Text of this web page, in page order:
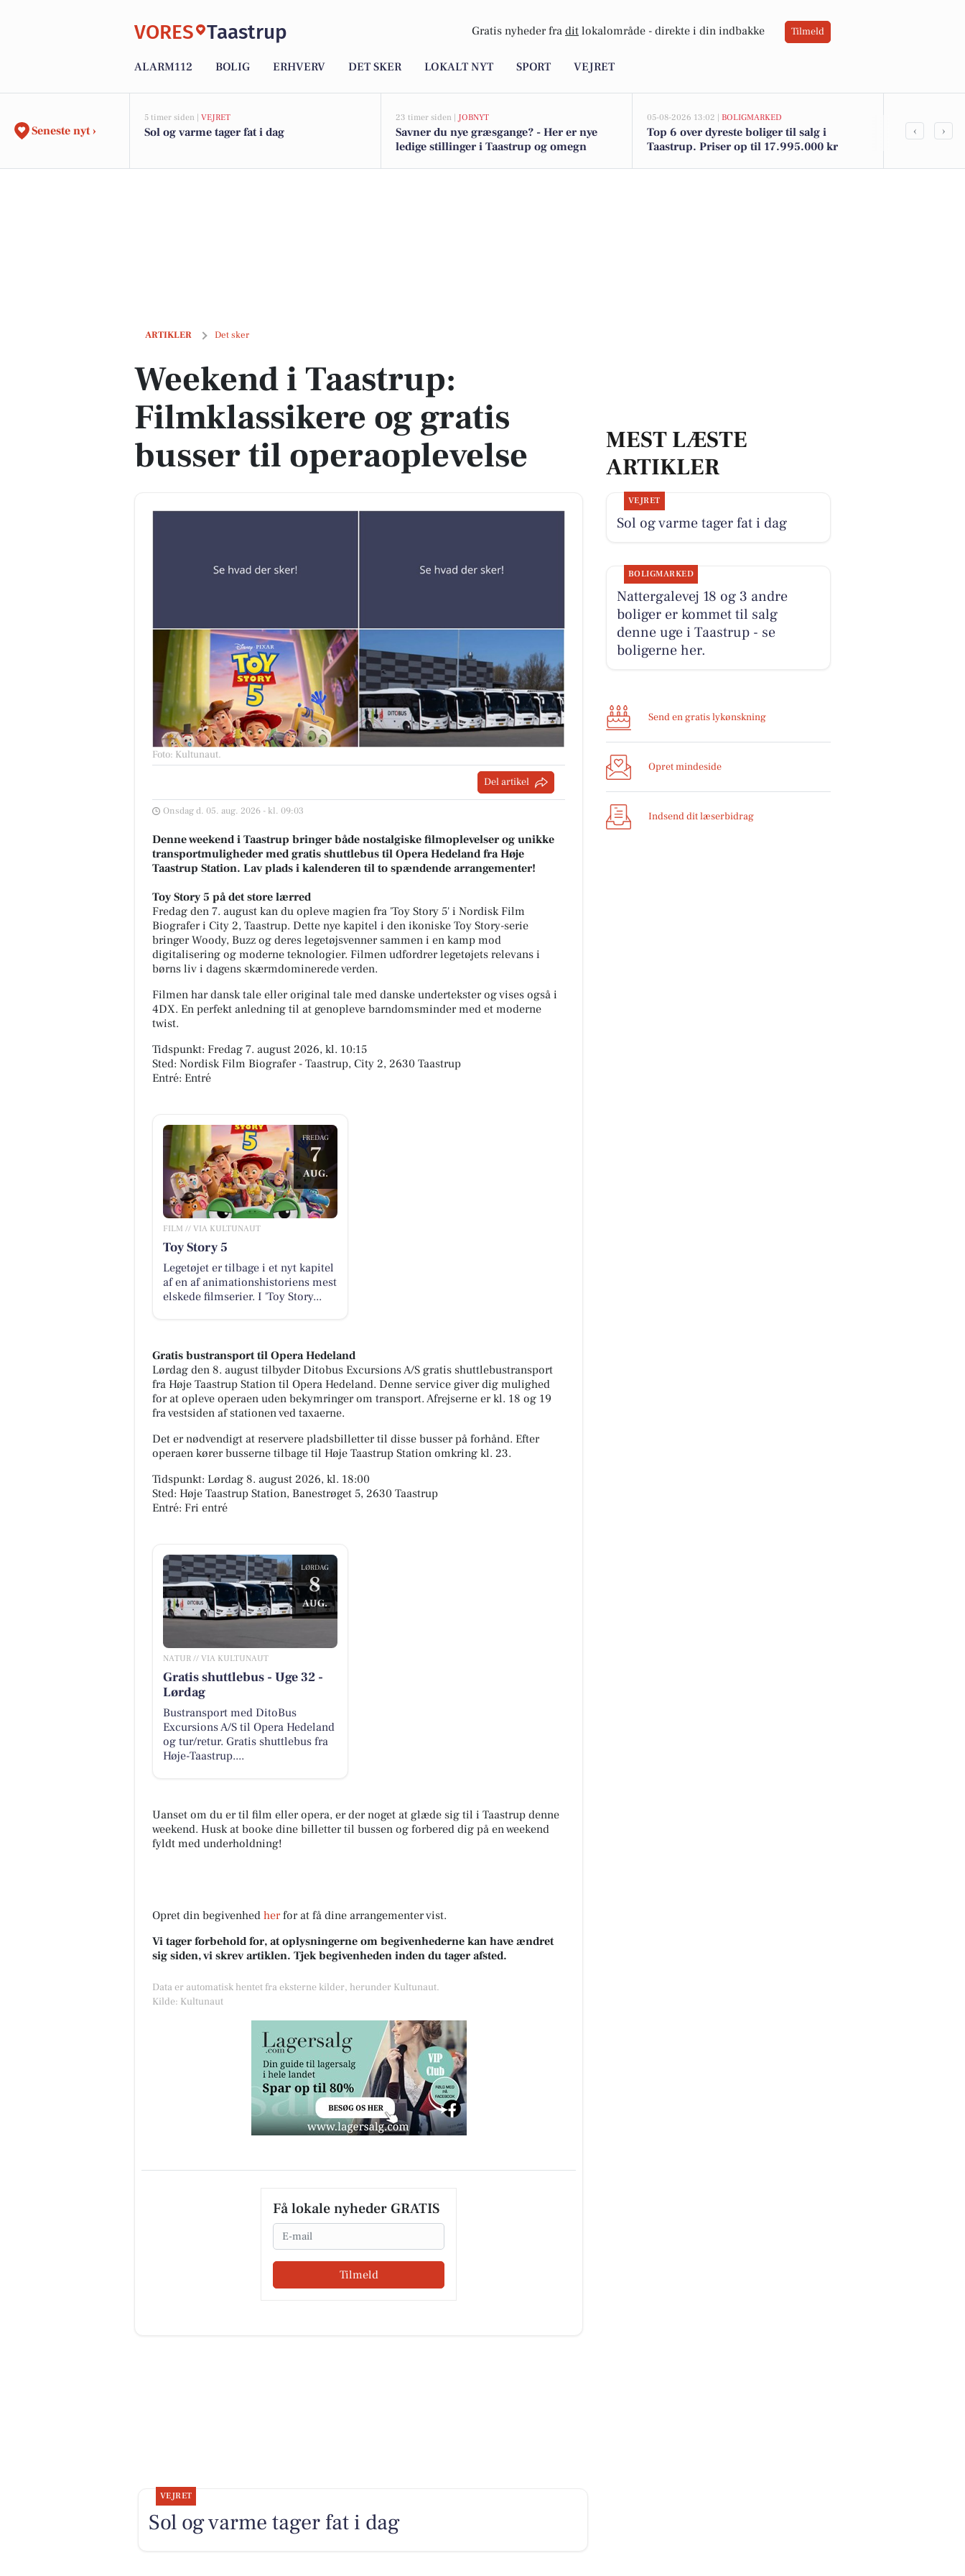
VORES Taastrup Gratis nyheder fra dit lokalområde - direkte i din indbakke Tilmeld
ALARM112 BOLIG ERHVERV DET SKER LOKALT NYT SPORT VEJRET
Seneste nyt ›
5 timer siden | VEJRET
Sol og varme tager fat i dag
23 timer siden | JOBNYT
Savner du nye græsgange? - Her er nye
ledige stillinger i Taastrup og omegn
05-08-2026 13:02 | BOLIGMARKED
Top 6 over dyreste boliger til salg i
Taastrup. Priser op til 17.995.000 kr
‹ ›
ARTIKLER Det sker
Weekend i Taastrup: Filmklassikere og gratis busser til operaoplevelse
Weekend i Taastrup:
Filmklassikere og gratis
busser til operaoplevelse
Foto: Kultunaut.
Del artikel
Onsdag d. 05. aug. 2026 - kl. 09:03
Denne weekend i Taastrup bringer både nostalgiske filmoplevelser og unikke
transportmuligheder med gratis shuttlebus til Opera Hedeland fra Høje
Taastrup Station. Lav plads i kalenderen til to spændende arrangementer!
Toy Story 5 på det store lærred
Fredag den 7. august kan du opleve magien fra 'Toy Story 5' i Nordisk Film
Biografer i City 2, Taastrup. Dette nye kapitel i den ikoniske Toy Story-serie
bringer Woody, Buzz og deres legetøjsvenner sammen i en kamp mod
digitalisering og moderne teknologier. Filmen udfordrer legetøjets relevans i
børns liv i dagens skærmdominerede verden.
Filmen har dansk tale eller original tale med danske undertekster og vises også i
4DX. En perfekt anledning til at genopleve barndomsminder med et moderne
twist.
Tidspunkt: Fredag 7. august 2026, kl. 10:15
Sted: Nordisk Film Biografer - Taastrup, City 2, 2630 Taastrup
Entré: Entré
FREDAG
7
AUG.
FILM // VIA KULTUNAUT
Toy Story 5
Legetøjet er tilbage i et nyt kapitel
af en af animationshistoriens mest
elskede filmserier. I 'Toy Story...
Gratis bustransport til Opera Hedeland
Lørdag den 8. august tilbyder Ditobus Excursions A/S gratis shuttlebustransport
fra Høje Taastrup Station til Opera Hedeland. Denne service giver dig mulighed
for at opleve operaen uden bekymringer om transport. Afrejserne er kl. 18 og 19
fra vestsiden af stationen ved taxaerne.
Det er nødvendigt at reservere pladsbilletter til disse busser på forhånd. Efter
operaen kører busserne tilbage til Høje Taastrup Station omkring kl. 23.
Tidspunkt: Lørdag 8. august 2026, kl. 18:00
Sted: Høje Taastrup Station, Banestrøget 5, 2630 Taastrup
Entré: Fri entré
LØRDAG
8
AUG.
NATUR // VIA KULTUNAUT
Gratis shuttlebus - Uge 32 -
Lørdag
Bustransport med DitoBus
Excursions A/S til Opera Hedeland
og tur/retur. Gratis shuttlebus fra
Høje-Taastrup....
Uanset om du er til film eller opera, er der noget at glæde sig til i Taastrup denne
weekend. Husk at booke dine billetter til bussen og forbered dig på en weekend
fyldt med underholdning!
Opret din begivenhed herfor at få dine arrangementer vist.
Vi tager forbehold for, at oplysningerne om begivenhederne kan have ændret
sig siden, vi skrev artiklen. Tjek begivenheden inden du tager afsted.
Data er automatisk hentet fra eksterne kilder, herunder Kultunaut.
Kilde: Kultunaut
Få lokale nyheder GRATIS
Email
Tilmeld
MEST LÆSTE
ARTIKLER
VEJRET
Sol og varme tager fat i dag
BOLIGMARKED
Nattergalevej 18 og 3 andre
boliger er kommet til salg
denne uge i Taastrup - se
boligerne her.
Send en gratis lykønskning
Opret mindeside
Indsend dit læserbidrag
VEJRET
Sol og varme tager fat i dag